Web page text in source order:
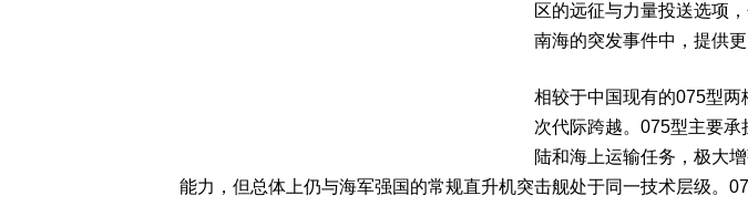
区的远征与力量投送选项
南海的突发事件中，提供更
相较于中国现有的075型两
次代际跨越。075型主要
陆和海上运输任务，极大
能力，但总体上仍与海军强国的常规直升机突击舰处于同一技术层级。